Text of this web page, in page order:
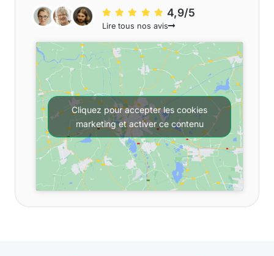
4,9/5
Lire tous nos avis
Cliquez pour accepter les cookies
marketing et activer ce contenu